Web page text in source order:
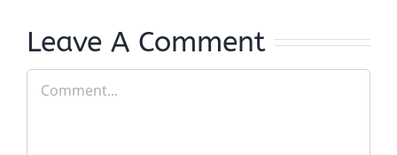
Leave A Comment
Comment